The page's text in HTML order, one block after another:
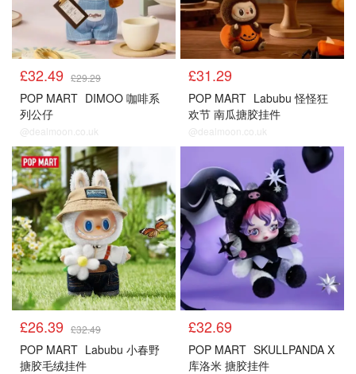
£32.49 £29.29
POP MART DIMOO 咖啡系
列公仔
@dealmoon.co.uk
£31.29
POP MART Labubu 怪怪狂
欢节 南瓜搪胶挂件
@dealmoon.co.uk
£26.39 £32.49
POP MART Labubu 小春野
搪胶毛绒挂件
£32.69
POP MART SKULLPANDA X
库洛米 搪胶挂件